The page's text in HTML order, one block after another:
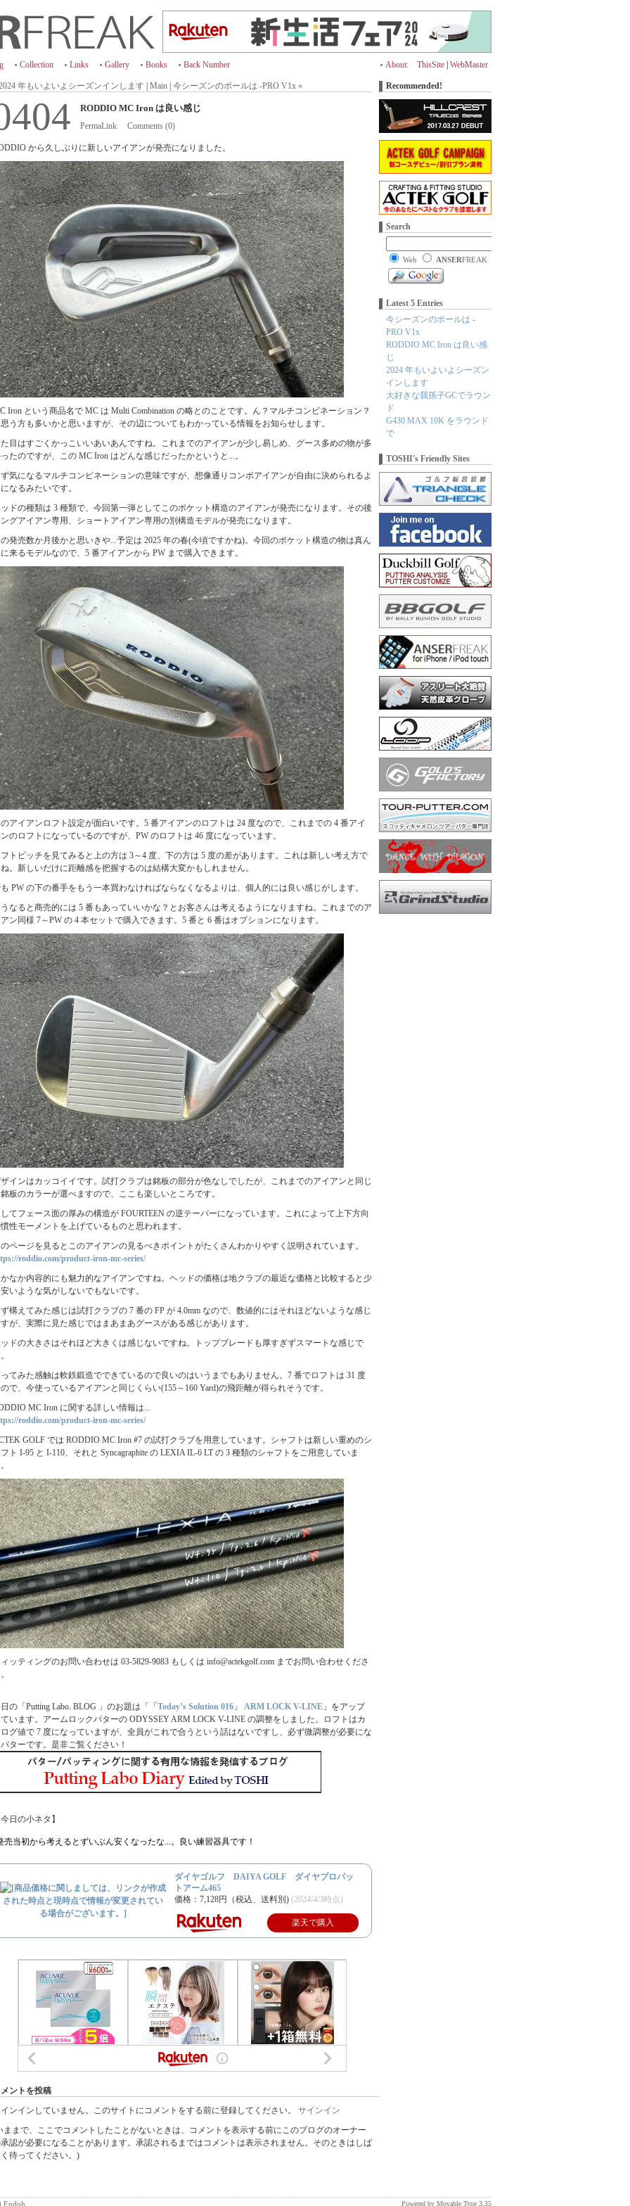
Collection Links Gallery Books Back Number About: ThisSite WebMaster
年もいよいよシーズンインします Main 今シーズンのボールは -PRO V1x »
RODDIO MC Iron は良い感じ
PermaLink Comments (0)
から久しぶりに新しいアイアンが発売になりました。
Iron という商品名で MC は Multi Combination の略とのことです。ん？マルチコンビネーション？
う方も多いかと思いますが、その辺についてもわかっている情報をお知らせします。
目はすごくかっこいいあいあんですね。これまでのアイアンが少し易しめ、グース多めの物が多
たのですが、この MC Iron はどんな感じだったかというと...。
気になるマルチコンビネーションの意味ですが、想像通りコンボアイアンが自由に決められるよ
なるみたいです。
ドの種類は 3 種類で、今回第一弾としてこのポケット構造のアイアンが発売になります。その後
グアイアン専用、ショートアイアン専用の別構造モデルが発売になります。
発売数か月後かと思いきや...予定は 2025 年の春(今頃ですかね)。今回のポケット構造の物は真ん
来るモデルなので、5 番アイアンから PW まで購入できます。
アイアンロフト設定が面白いです。5 番アイアンのロフトは 24 度なので、これまでの 4 番アイ
のロフトになっているのですが、PW のロフトは 46 度になっています。
トピッチを見てみると上の方は 3～4 度、下の方は 5 度の差があります。これは新しい考え方で
。新しいだけに距離感を把握するのは結構大変かもしれません。
PW の下の番手をもう一本買わなければならなくなるよりは、個人的には良い感じがします。
なると商売的には 5 番もあっていいかな？とお客さんは考えるようになりますね。これまでのア
ン同様 7～PW の 4 本セットで購入できます。5 番と 6 番はオプションになります。
インはカッコイイです。試打クラブは銘板の部分が色なしでしたが、これまでのアイアンと同じ
板のカラーが選べますので、ここも楽しいところです。
てフェース面の厚みの構造が FOURTEEN の逆テーパーになっています。これによって上下方向
性モーメントを上げているものと思われます。
ページを見るとこのアイアンの見るべきポイントがたくさんわかりやすく説明されています。
roddio.com/product-iron-mc-series/
なか内容的にも魅力的なアイアンですね。ヘッドの価格は地クラブの最近な価格と比較すると少
いような気がしないでもないです。
構えてみた感じは試打クラブの 7 番の FP が 4.0mm なので、数値的にはそれほどないような感じ
が、実際に見た感じではまあまあグースがある感じがあります。
ドの大きさはそれほど大きくは感じないですね。トップブレードも厚すぎずスマートな感じで
てみた感触は軟鉄鍛造でできているので良いのはいうまでもありません。7 番でロフトは 31 度
で、今使っているアイアンと同じくらい(155～160 Yard)の飛距離が得られそうです。
MC Iron に関する詳しい情報は...
roddio.com/product-iron-mc-series/
GOLF では RODDIO MC Iron #7 の試打クラブを用意しています。シャフトは新しい重めのシ
ト I-95 と I-110、それと Syncagraphite の LEXIA IL-6 LT の 3 種類のシャフトをご用意していま
ッティングのお問い合わせは 03-5829-9083 もしくは info@actekgolf.com までお問い合わせくださ
の「Putting Labo. BLOG 」のお題は「 「Today’s Solution 016」 ARM LOCK V-LINE 」をアップ
います。アームロックパターの ODYSSEY ARM LOCK V-LINE の調整をしました。ロフトはカ
グ値で 7 度になっていますが、全員がこれで合うという話はないですし、必ず微調整が必要にな
ターです。是非ご覧ください！
日の小ネタ】
売当初から考えるとずいぶん安くなったな...。良い練習器具です！
ダイヤゴルフ DAIYA GOLF ダイヤプロパッ
トアーム465
価格：7,128円（税込、送料別) (2024/4/3時点)
楽天で購入
ントを投稿
ンインしていません。このサイトにコメントをする前に登録してください。 サインイン
ままで、ここでコメントしたことがないときは、コメントを表示する前にこのブログのオーナー
認が必要になることがあります。承認されるまではコメントは表示されません。そのときはしば
待ってください。)
Recommended!
Search
Web ANSERFREAK
Latest 5 Entries
今シーズンのボールは -
PRO V1x
RODDIO MC Iron は良い感
じ
2024 年もいよいよシーズン
インします
大好きな我孫子GCでラウン
ド
G430 MAX 10K をラウンド
で
TOSHI's Friendly Sites
Endoh Powered by Movable Type 3.35